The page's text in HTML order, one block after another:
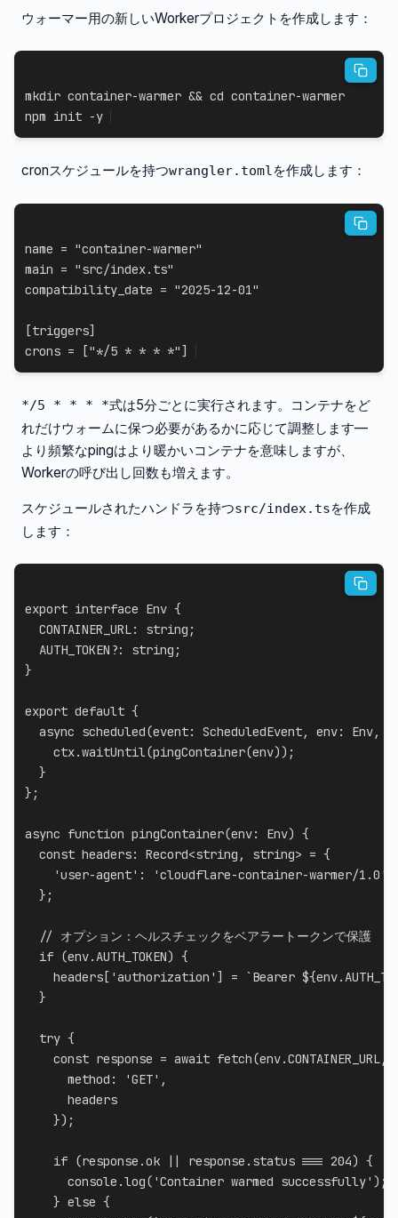
ウォーマー用の新しいWorkerプロジェクトを作成します：
mkdir container-warmer && cd
npm init -y
cronスケジュールを持つwrangler.tomlを作成します：
name = "container-warmer"
main = "src/index.ts"
compatibility_date = "2025-12-01"
[triggers]
crons = ["*/5 * * * *"]
*/5 * * * *式は5分ごとに実行されます。コンテナをど
れだけウォームに保つ必要があるかに応じて調整します—
より頻繁なpingはより暖かいコンテナを意味しますが、
Workerの呼び出し回数も増えます。
スケジュールされたハンドラを持つsrc/index.tsを作成
します：
export interface Env {
CONTAINER_URL: string ;
AUTH_TOKEN ?: string ;
}
export default {
async scheduled(event: ScheduledEvent, env: Env,
    ctx
.waitUntil(pingContainer(env) ) ;
}
} ;
async function pingContainer(env: Env) {
const headers: Record<string , string> = {
'user-agent' :
'cloudflare-container-warmer/1.0'
} ;
// オプション：ヘルスチェックをベアラートークンで保護
if (env.AUTH_TOKEN) {
    headers
[ 'authorization' ] = `Bearer ${env.
}
try {
const response = await fetch(env.CONTAINER_URL,
      method
: 'GET' ,
      headers
}) ;
if (response .ok response . status === 204) {
console .log( 'Container warmed successfully' ) ;
} else {